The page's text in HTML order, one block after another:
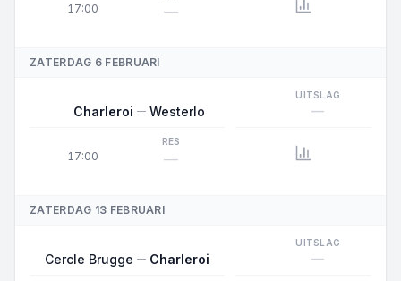
17:00 —
ZATERDAG 6 FEBRUARI
17:00
Charleroi Westerlo
UITSLAG
—
RES
—
ZATERDAG 13 FEBRUARI
Cercle Brugge Charleroi
UITSLAG
—